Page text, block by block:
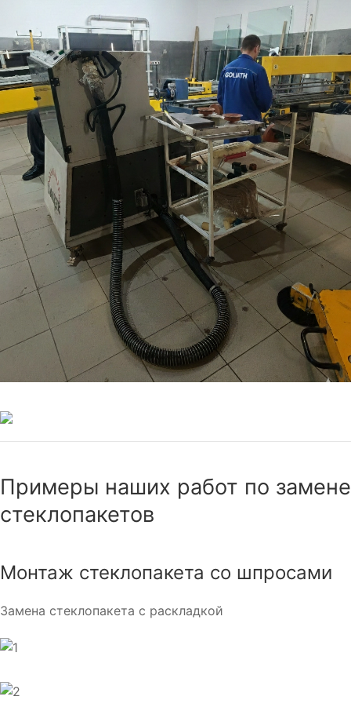
Примеры наших работ по замене
стеклопакетов
Монтаж стеклопакета со шпросами
Замена стеклопакета с раскладкой